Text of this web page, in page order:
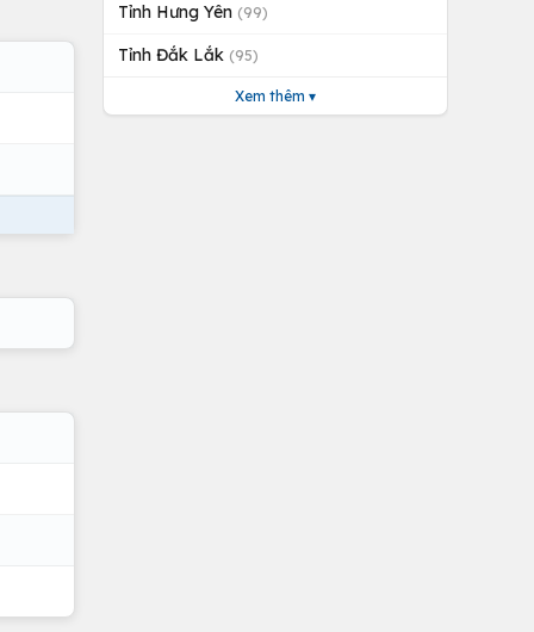
Tỉnh Hưng Yên (99)
Tỉnh Đắk Lắk (95)
Xem thêm ▾